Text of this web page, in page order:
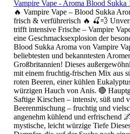
Vampire Vape - Aroma Blood Sukka
🔥 Vampire Vape – Blood Sukka
frisch & verführerisch 🔥 🍒💨
trifft intensive Frische – Vampire
eine Geschmacksexplosion der
Blood Sukka Aroma von Vampire
beliebtesten und bekanntesten
Großbritannien! Dieses
mit einem fruchtig-frischen Mix aus
roten Beeren, einer kühlen
würzigen Hauch von Anis. 🔴
Saftige Kirschen – intensiv, süß und
Beerenmischung – fruchtig und
angenehm kühlend und erfrischend
mystische, leicht würzige Tiefe